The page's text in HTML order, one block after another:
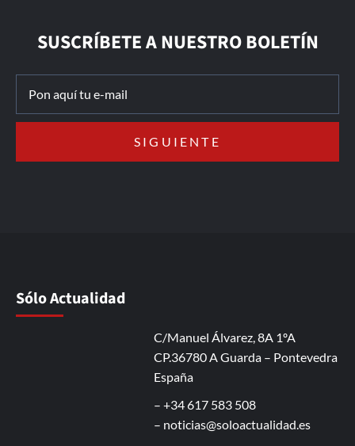
SUSCRÍBETE A NUESTRO BOLETÍN
Sólo Actualidad
C/Manuel Álvarez, 8A 1ºA
CP.36780 A Guarda – Pontevedra
España
– +34 617 583 508
– noticias@soloactualidad.es